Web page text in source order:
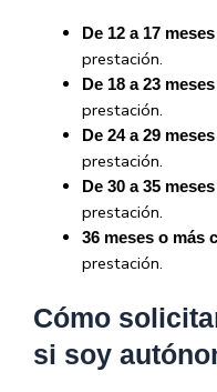
De 12 a 17
prestación.
De 18 a 23
prestación.
De 24 a 29
prestación.
De 30 a 35
prestación.
36 meses o más
prestación.
Cómo
si soy